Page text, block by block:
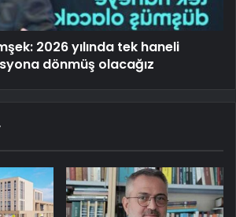
2026 yılında tek haneli
dönmüş olacağız